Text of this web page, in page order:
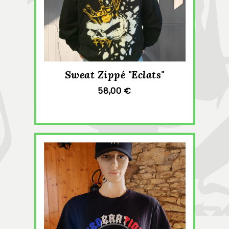
Sweat Zippé "Eclats"
58,00 €